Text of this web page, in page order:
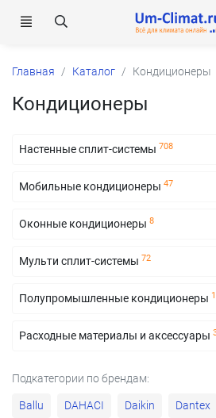
Главная Каталог Кондиционеры
Кондиционеры
Настенные сплит-системы 708
Мобильные кондиционеры 47
Оконные кондиционеры 8
Мульти сплит-системы 72
Полупромышленные кондиционеры
Расходные материалы и аксессуары
Подкатегории по брендам:
Ballu
DAHACI Daikin Dantex